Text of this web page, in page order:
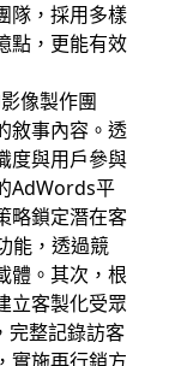
隊，採用多樣
點，更能有效
像製作團
敘事內容。透
度與用戶參與
AdWords平
略鎖定潛在客
能，透過競
體。其次，根
立客製化受眾
完整記錄訪客